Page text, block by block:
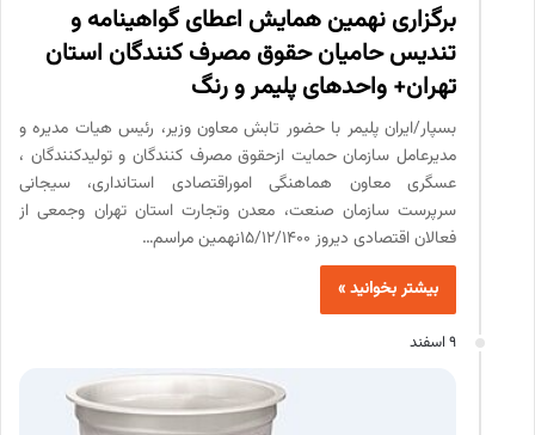
برگزاری نهمین همایش اعطای گواهینامه و
تندیس حامیان حقوق مصرف کنندگان استان
تهران+ واحدهای پلیمر و رنگ
بسپار/ایران پلیمر با حضور تابش معاون وزیر، رئیس هیات مدیره و
مدیرعامل سازمان حمایت ازحقوق مصرف کنندگان و تولیدکنندگان ،
عسگری معاون هماهنگی اموراقتصادی استانداری، سیجانی
سرپرست سازمان صنعت، معدن وتجارت استان تهران وجمعی از
فعالان اقتصادی دیروز 15/12/1400نهمین مراسم…
بیشتر بخوانید »
9 اسفند